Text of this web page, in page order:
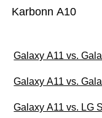
Karbonn A10
Galaxy A11 vs.
Galaxy A11 vs.
Galaxy A11 vs. LG